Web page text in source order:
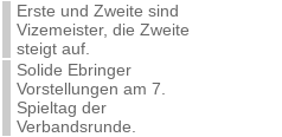
Erste und Zweite sind
Vizemeister, die Zweite
steigt auf.
Solide Ebringer
Vorstellungen am 7.
Spieltag der
Verbandsrunde.